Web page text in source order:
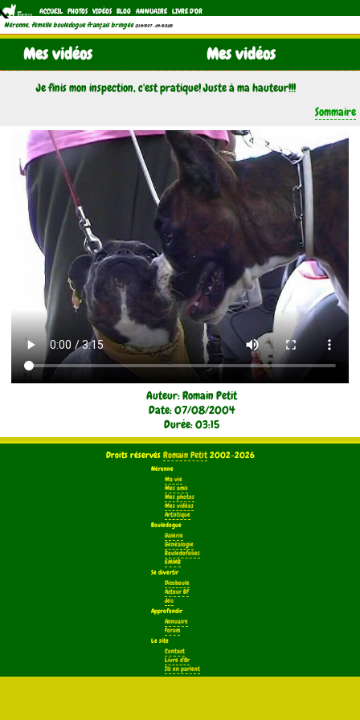
ACCUEIL PHOTOS VIDÉOS BLOG ANNUAIRE LIVRE D'OR
Néronne, femelle bouledogue français bringée (21/11/1997 - 04/11/2011)
Mes vidéos Mes vidéos
Je finis mon inspection, c'est pratique! Juste à ma hauteur!!!
Sommaire
Auteur: Romain Petit
Date: 07/08/2004
Durée: 03:15
Droits réservés Romain Petit2002-2026
Néronne
Ma vie
Mes amis
Mes photos
Mes vidéos
Artistique
Bouledogue
Galerie
Généalogie
Bouledofolies
EMMB
Se divertir
Dicoboule
Acteur BF
Jeu
Approfondir
Annuaire
Forum
Le site
Contact
Livre d'Or
Ils en parlent